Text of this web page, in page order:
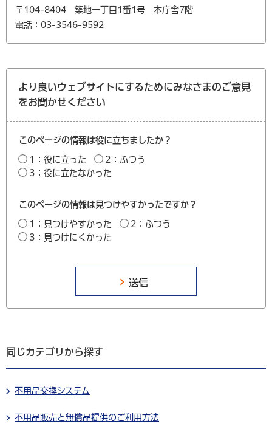
〒104-8404 築地一丁目1番1号 本庁舎7階
電話：03-3546-9592
より良いウェブサイトにするためにみなさまのご意見
をお聞かせください
このページの情報は役に立ちましたか？
1：役に立った
2：ふつう
3：役に立たなかった
このページの情報は見つけやすかったですか？
1：見つけやすかった
2：ふつう
3：見つけにくかった
同じカテゴリから探す
不用品交換システム
不用品販売と無償品提供のご利用方法